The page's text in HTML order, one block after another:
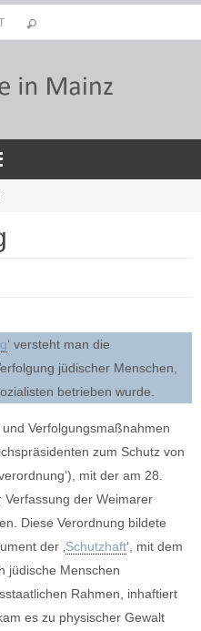
‘ versteht man die
jüdischer Menschen,
betrieben wurde.
Verfolgungsmaßnahmen
zum Schutz von
mit der am 28.
der Weimarer
Diese Verordnung bildete
der ‚ Schutzhaft‘, mit dem
jüdische Menschen
Rahmen, inhaftiert
es zu physischer Gewalt